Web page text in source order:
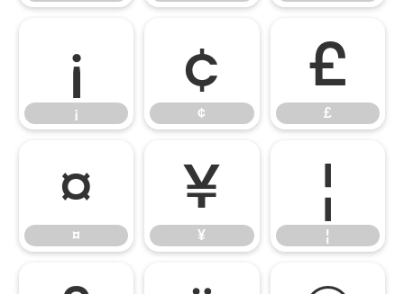
¡
¡
¢
¢
£
£
¤
¤
¥
¥
¦
¦